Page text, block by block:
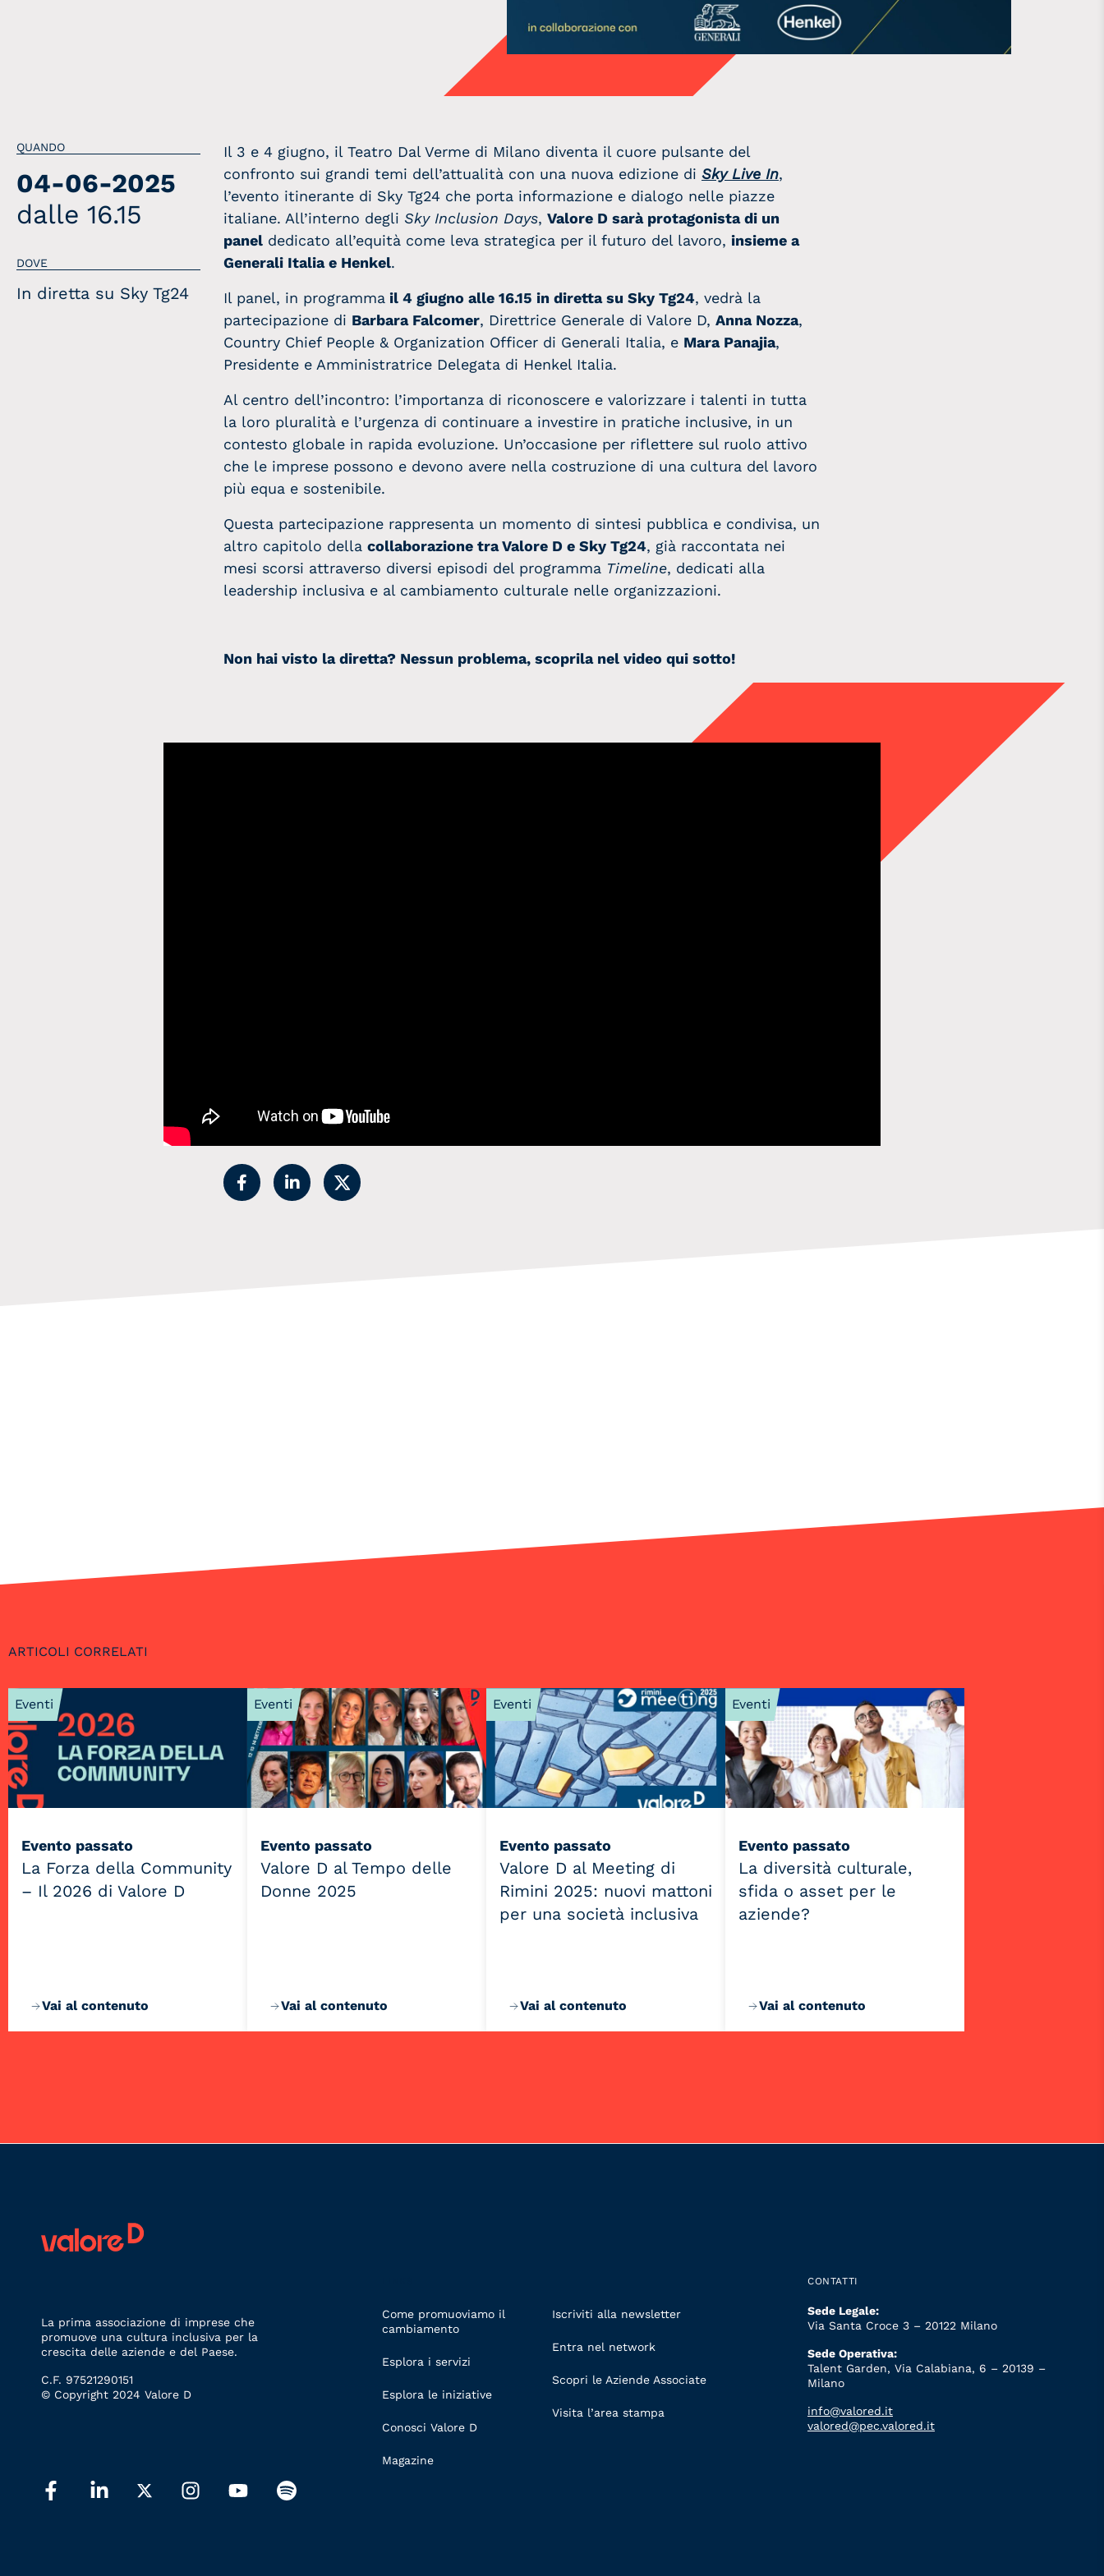
QUANDO
04-06-2025
dalle 16.15
DOVE
In diretta su Sky Tg24
Il 3 e 4 giugno, il Teatro Dal Verme di Milano diventa il cuore pulsante del
confronto sui grandi temi dell’attualità con una nuova edizione di Sky Live In,
l’evento itinerante di Sky Tg24 che porta informazione e dialogo nelle piazze
italiane. All’interno degli Sky Inclusion Days, Valore D sarà protagonista di un
panel dedicato all’equità come leva strategica per il futuro del lavoro, insieme a
Generali Italia e Henkel.
Il panel, in programma il 4 giugno alle 16.15 in diretta su Sky Tg24, vedrà la
partecipazione di Barbara Falcomer, Direttrice Generale di Valore D, Anna Nozza,
Country Chief People & Organization Officer di Generali Italia, e Mara Panajia,
Presidente e Amministratrice Delegata di Henkel Italia.
Al centro dell’incontro: l’importanza di riconoscere e valorizzare i talenti in tutta
la loro pluralità e l’urgenza di continuare a investire in pratiche inclusive, in un
contesto globale in rapida evoluzione. Un’occasione per riflettere sul ruolo attivo
che le imprese possono e devono avere nella costruzione di una cultura del lavoro
più equa e sostenibile.
Questa partecipazione rappresenta un momento di sintesi pubblica e condivisa, un
altro capitolo della collaborazione tra Valore D e Sky Tg24, già raccontata nei
mesi scorsi attraverso diversi episodi del programma Timeline, dedicati alla
leadership inclusiva e al cambiamento culturale nelle organizzazioni.
Non hai visto la diretta? Nessun problema, scoprila nel video qui sotto!
ARTICOLI CORRELATI
Eventi
Evento passato
La Forza della Community
– Il 2026 di Valore D
Vai al contenuto
Eventi
Evento passato
Valore D al Tempo delle
Donne 2025
Vai al contenuto
Eventi
Evento passato
Valore D al Meeting di
Rimini 2025: nuovi mattoni
per una società inclusiva
Vai al contenuto
Eventi
Evento passato
La diversità culturale,
sfida o asset per le
aziende?
Vai al contenuto
La prima associazione di imprese che
promuove una cultura inclusiva per la
crescita delle aziende e del Paese.
C.F. 97521290151
© Copyright 2024 Valore D
Come promuoviamo il
cambiamento
Esplora i servizi
Esplora le iniziative
Conosci Valore D
Magazine
Iscriviti alla newsletter
Entra nel network
Scopri le Aziende Associate
Visita l’area stampa
CONTATTI
Sede Legale:
Via Santa Croce 3 – 20122 Milano
Sede Operativa:
Talent Garden, Via Calabiana, 6 – 20139 –
Milano
info@valored.it
valored@pec.valored.it